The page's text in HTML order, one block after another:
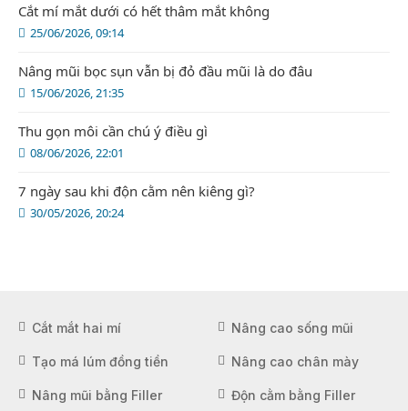
25/06/2026, 09:14
Cắt mí mắt dưới có hết thâm mắt không
15/06/2026, 21:35
Nâng mũi bọc sụn vẫn bị đỏ đầu mũi là do đâu
08/06/2026, 22:01
Thu gọn môi cần chú ý điều gì
30/05/2026, 20:24
7 ngày sau khi độn cằm nên kiêng gì?
Cắt mắt hai mí Nâng cao sống mũi
Tạo má lúm đồng tiền Nâng cao chân mày
Nâng mũi bằng Filler Độn cằm bằng Filler